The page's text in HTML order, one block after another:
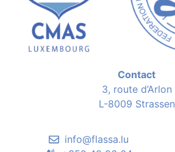
Contact
3, route d’Arlon
L-8009 Strassen
info@flassa.lu